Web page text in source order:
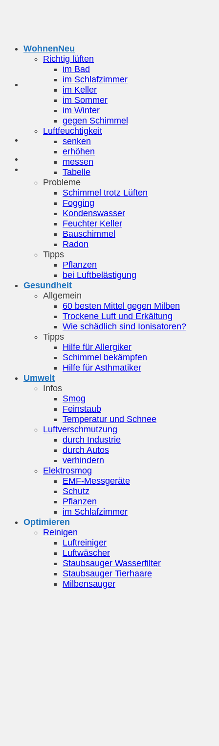
Wohnen
Richtig lüften
im Bad
im Schlafzimmer
im Keller
im Sommer
im Winter
gegen Schimmel
Luftfeuchtigkeit
senken
erhöhen
messen
Tabelle
Probleme
Schimmel trotz Lüften
Fogging
Kondenswasser
Feuchter Keller
Bauschimmel
Radon
Tipps
Pflanzen
bei Luftbelästigung
Gesundheit
Allgemein
60 besten Mittel gegen Milben
Trockene Luft und Erkältung
Wie schädlich sind Ionisatoren?
Tipps
Hilfe für Allergiker
Schimmel bekämpfen
Hilfe für Asthmatiker
Umwelt
Infos
Smog
Feinstaub
Temperatur und Schnee
Luftverschmutzung
durch Industrie
durch Autos
verhindern
Elektrosmog
EMF-Messgeräte
Schutz
Pflanzen
im Schlafzimmer
Optimieren
Reinigen
Luftreiniger
Luftwäscher
Staubsauger Wasserfilter
Staubsauger Tierhaare
Milbensauger